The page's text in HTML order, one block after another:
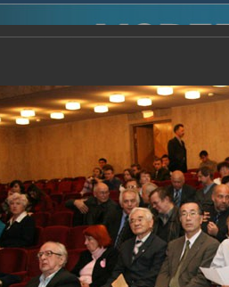
2014 - Международная
Zavoisky Award - 2006 г.
Report